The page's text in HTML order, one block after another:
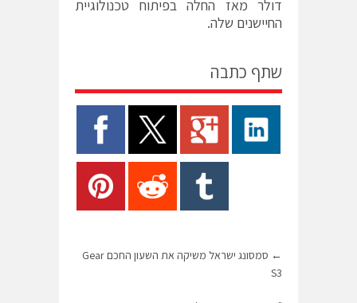
דולר מאז החלה בפיתוח טכנולוגיית
החיישנים שלה.
שתף כתבה
←
סמסונג ישראל משיקה את השעון החכם Gear
S3